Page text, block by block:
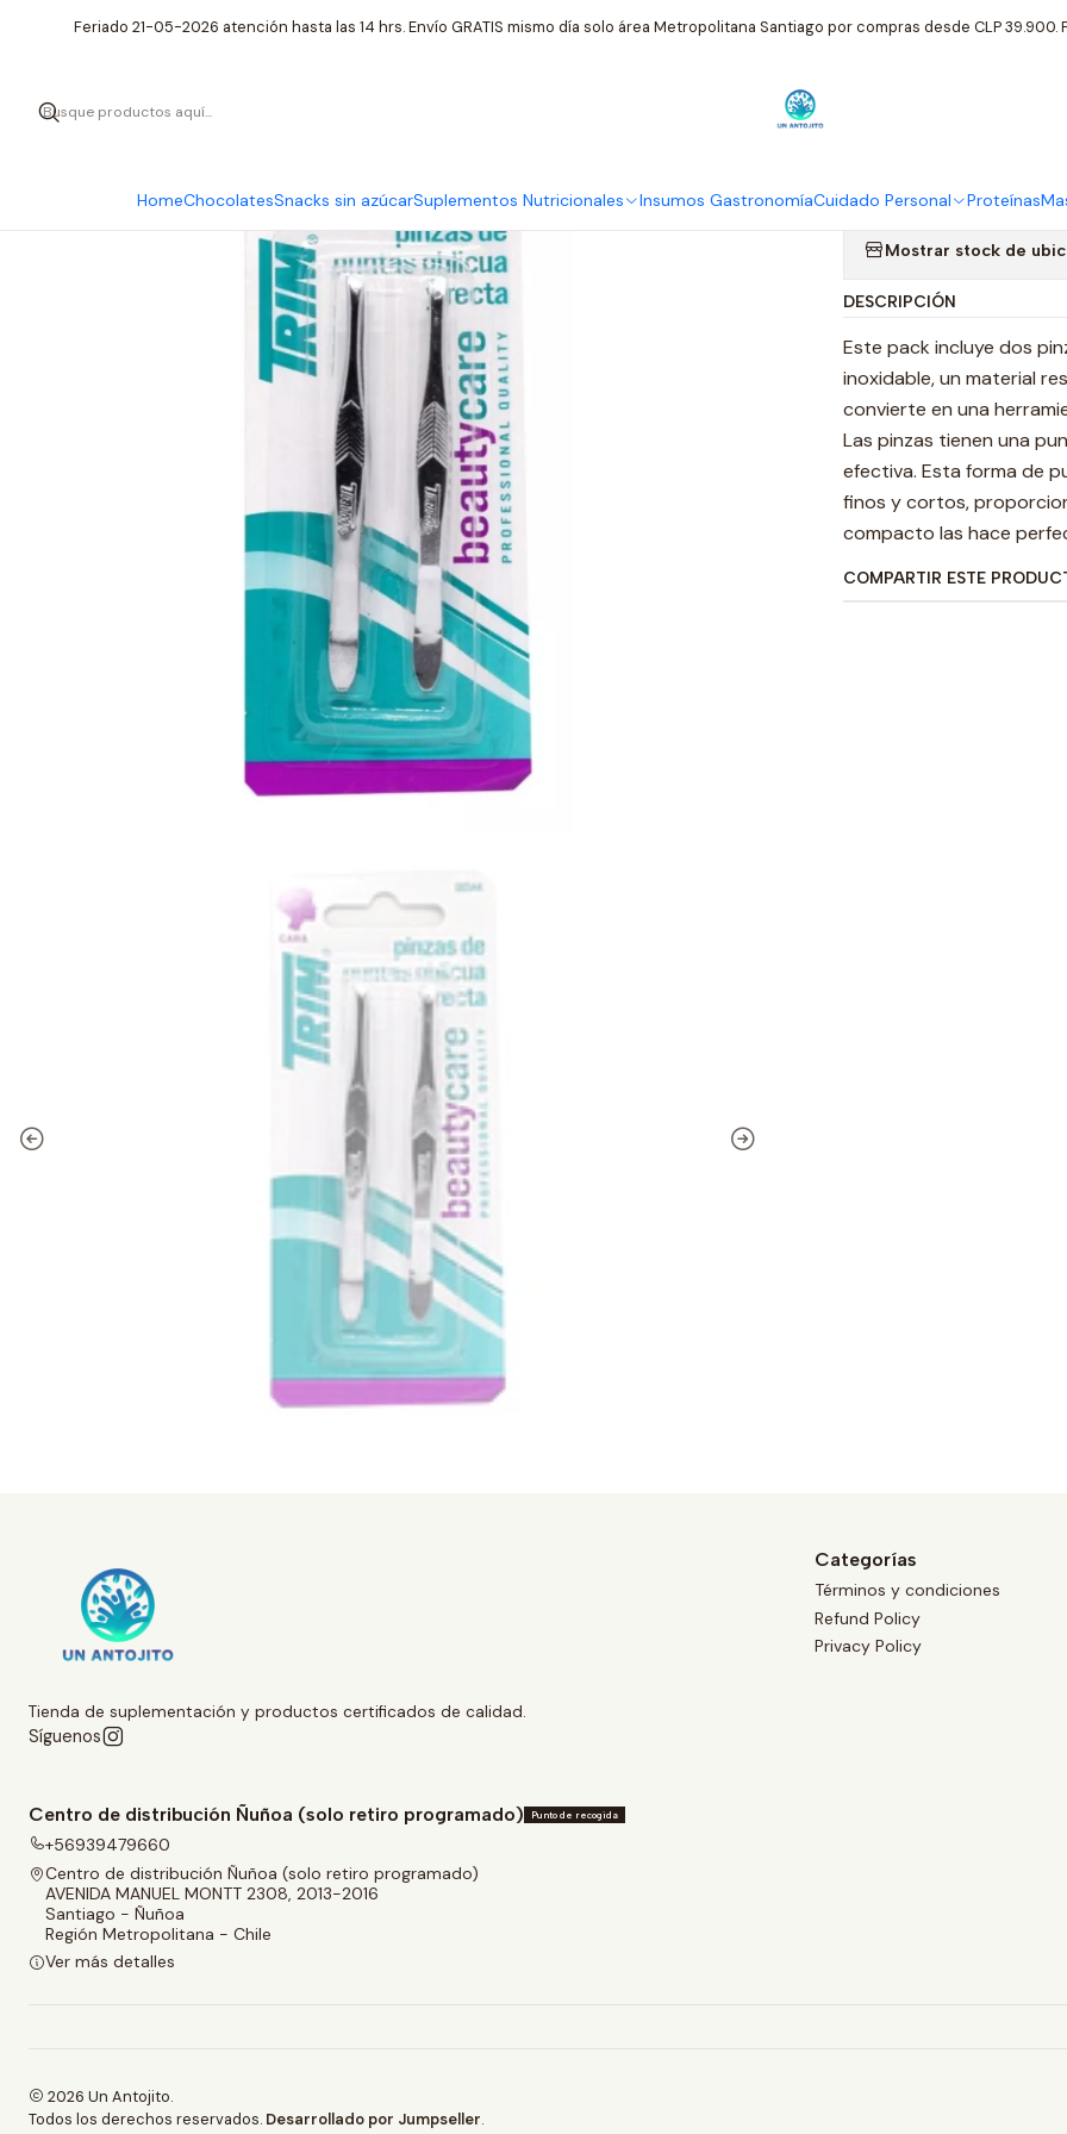
HomeChocolatesSnacks sin azúcarSuplementos Nutricionales Insumos GastronomíaCuidado Personal Proteínas
Feriado 21-05-2026 atención hasta las 14 hrs. Envío GRATIS mismo día solo área Metropolitana Santiago por compras desde CLP 39.900.
Inicio Cuidado Personal Trim 2 Pinzas Para Cejas Puntas Oblicua Y
Mostrar stock de
DESCRIPCIÓN
Este pack incluye dos
inoxidable, un material
convierte en una
Las pinzas tienen una
efectiva. Esta forma de
finos y cortos,
compacto las hace
COMPARTIR ESTE
Tienda de suplementación y productos certificados de calidad.
Síguenos
Categorías
Términos y condiciones
Refund Policy
Privacy Policy
Centro de distribución Ñuñoa (solo retiro programado) Punto de recogida
+56939479660
Centro de distribución Ñuñoa (solo retiro programado)
AVENIDA MANUEL MONTT 2308, 2013-2016
Santiago - Ñuñoa
Región Metropolitana - Chile
Ver más detalles
2026 Un Antojito.
Todos los derechos reservados. Desarrollado por Jumpseller.